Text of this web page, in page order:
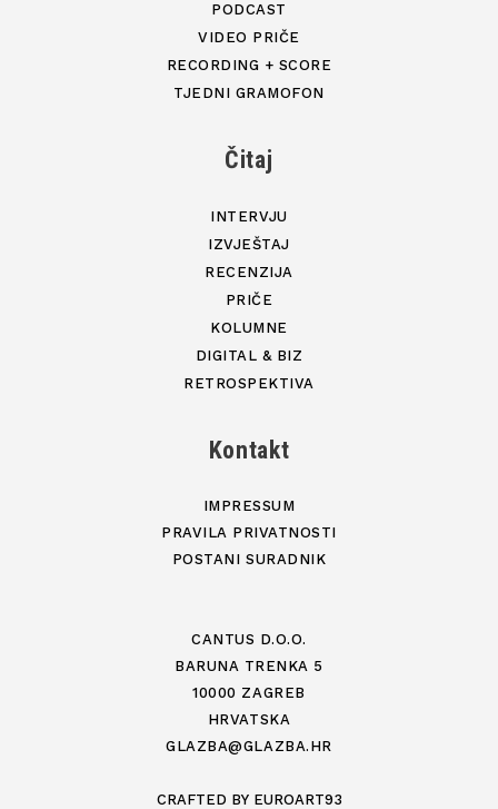
PODCAST
VIDEO PRIČE
RECORDING + SCORE
TJEDNI GRAMOFON
Čitaj
INTERVJU
IZVJEŠTAJ
RECENZIJA
PRIČE
KOLUMNE
DIGITAL & BIZ
RETROSPEKTIVA
Kontakt
IMPRESSUM
PRAVILA PRIVATNOSTI
POSTANI SURADNIK
CANTUS D.O.O.
BARUNA TRENKA 5
10000 ZAGREB
HRVATSKA
GLAZBA@GLAZBA.HR
CRAFTED BY EUROART93